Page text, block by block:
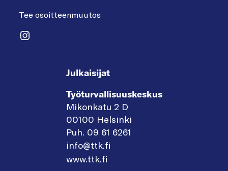
Tee osoitteenmuutos
Instagram
Julkaisijat
Työturvallisuuskeskus
Mikonkatu 2 D
00100 Helsinki
Puh. 09 61 6261
info@ttk.fi
www.ttk.fi